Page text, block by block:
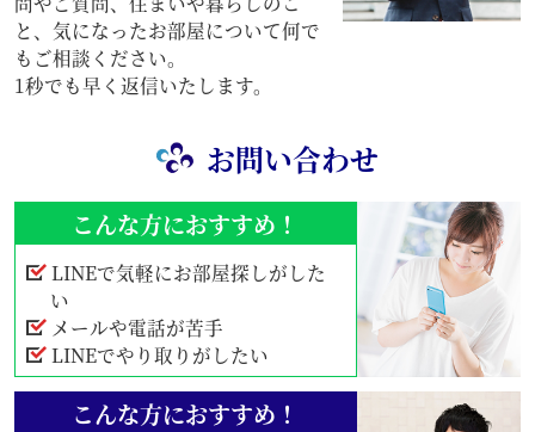
と、気になったお部屋について何で
もご相談ください。
1秒でも早く返信いたします。
お問い合わせ
こんな方におすすめ！
LINEで気軽にお部屋探しがした
い
メールや電話が苦手
LINEでやり取りがしたい
こんな方におすすめ！